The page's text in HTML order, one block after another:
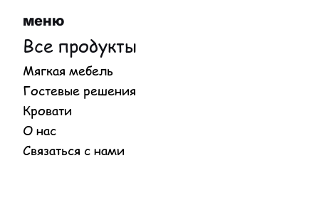
меню
Все продукты
Мягкая мебель
Гостевые решения
Кровати
О нас
Связаться с нами